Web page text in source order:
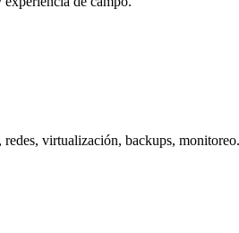
virtualización, backups, monitoreo.